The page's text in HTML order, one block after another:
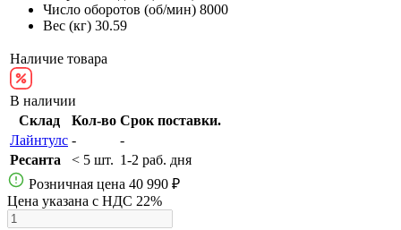
Число оборотов (об/мин) 8000
Вес (кг) 30.59
Наличие товара
В наличии
Склад
Кол-во Срок поставки.
Лайнтулс -
-
Ресанта
< 5 шт. 1-2 раб. дня
Розничная цена 40 990 ₽
Цена указана с НДС 22%